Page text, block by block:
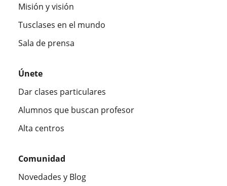
Misión y visión
Tusclases en el mundo
Sala de prensa
Únete
Dar clases particulares
Alumnos que buscan profesor
Alta centros
Comunidad
Novedades y Blog